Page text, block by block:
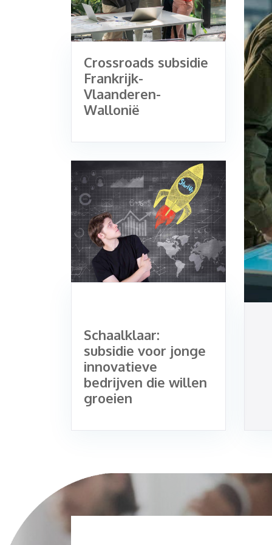
Crossroads subsidie
Frankrijk-
Vlaanderen-
Wallonië
Schaalklaar:
subsidie voor jonge
innovatieve
bedrijven die willen
groeien